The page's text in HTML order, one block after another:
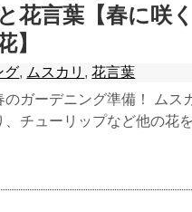
花言葉【春に咲
】
グ, ムスカリ ,花言葉
ガーデニング準備！ ムス
チューリップなど他の花